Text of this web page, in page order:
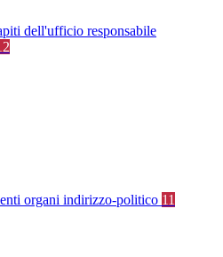
dell'ufficio responsabile
organi indirizzo-politico 11